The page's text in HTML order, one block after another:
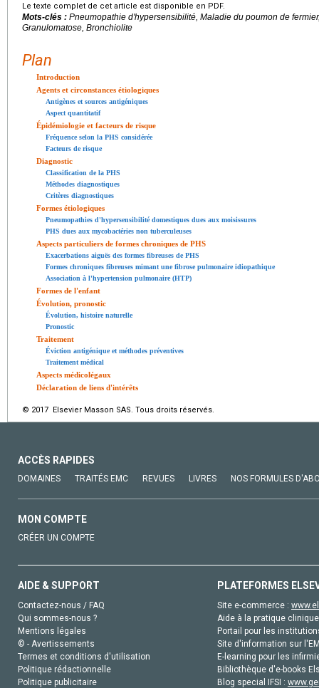
Le texte complet de cet article est disponible en PDF.
Mots-clés : Pneumopathie d'hypersensibilité, Maladie du poumon de
Granulomatose, Bronchiolite
Plan
Introduction
Agents et circonstances étiologiques
Antigènes et sources antigéniques
Aspect quantitatif
Épidémiologie et facteurs de risque
Fréquence selon la PHS considérée
Facteurs de risque
Diagnostic
Classification de la PHS
Méthodes diagnostiques
Critères diagnostiques
Formes étiologiques
Pneumopathies d'hypersensibilité domestiques dues aux moisissures
PHS dues aux mycobactéries non tuberculeuses
Aspects particuliers de formes chroniques de PHS
Exacerbations aiguës des formes fibreuses de PHS
Formes chroniques fibreuses mimant une fibrose pulmonaire idiopathique
Association à l'hypertension pulmonaire (HTP)
Formes de l'enfant
Évolution, pronostic
Évolution, histoire naturelle
Pronostic
Traitement
Éviction antigénique et méthodes préventives
Traitement médical
Aspects médicolégaux
Déclaration de liens d'intérêts
© 2017 Elsevier Masson SAS. Tous droits réservés.
ACCÈS RAPIDES
DOMAINES TRAITÉS EMC REVUES LIVRES NOS FORMULES
MON COMPTE
CRÉER UN COMPTE
AIDE & SUPPORT
Contactez-nous / FAQ
Qui sommes-nous ?
Mentions légales
© - Avertissements
Termes et conditions d'utilisation
Politique rédactionnelle
Politique publicitaire
PLATEFORMES
Site e-commerce :
Aide à la pratique
Portail pour les
Site d'information sur
E-learning pour les
Bibliothèque d'e-books
Blog special IFSI :